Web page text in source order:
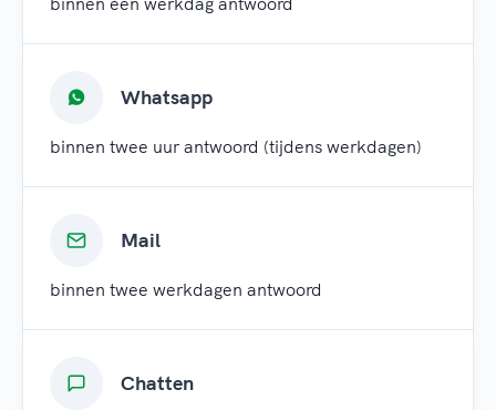
Whatsapp
binnen twee uur antwoord (tijdens werkdagen)
Mail
binnen twee werkdagen antwoord
Chatten